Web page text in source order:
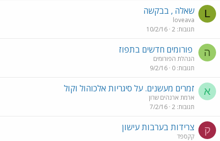
L שאלה , בבקשה
loveava
תגובות 2
10/2/16
ה פורומים חדשים בתפוז
הנהלת הפורומים
תגובות 0
9/2/16
א זמרים מעשנים. על סיגריות אלכוהול וקול
ארמת ארנהים שרון
תגובות 2
7/2/16
ק צרידות בערבות עישון
קקספד